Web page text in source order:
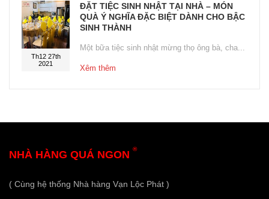
Th12 27th
2021
ĐẶT TIỆC SINH NHẬT TẠI NHÀ – MÓN
QUÀ Ý NGHĨA ĐẶC BIỆT DÀNH CHO BẬC
SINH THÀNH
Một bữa tiệc sinh nhật mừng thọ ông bà, cha...
Xêm thêm
NHÀ HÀNG QUÁ NGON ®
( Cùng hệ thống Nhà hàng Vạn Lộc Phát )